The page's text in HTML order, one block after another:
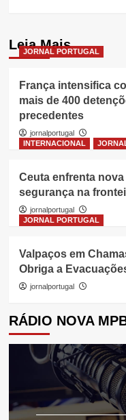
Leia Mais
JORNAL PORTUGAL
França intensifica
mais de 400
precedentes
jornalportugal
INTERNACIONAL
Ceuta enfrenta
segurança na
jornalportugal
JORNAL PORTUGAL
Valpaços em
Obriga a
jornalportugal
RÁDIO NOVA